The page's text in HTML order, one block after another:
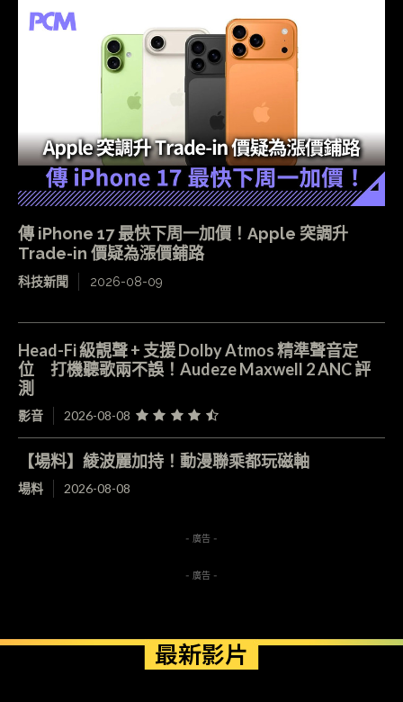
傳 iPhone 17 最快下周一加價！Apple 突調升
Trade-in 價疑為漲價鋪路
科技新聞 2026-08-09
Head-Fi 級靚聲 + 支援 Dolby Atmos 精準聲音定
位 打機聽歌兩不誤！Audeze Maxwell 2 ANC 評
測
影音 2026-08-08
【場料】綾波麗加持！動漫聯乘都玩磁軸
場料 2026-08-08
- 廣告 -
- 廣告 -
最新影片